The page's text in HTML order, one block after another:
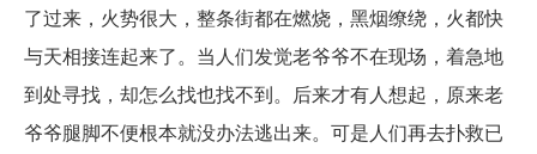
了过来，火势很大，整条街都在燃烧，黑烟缭绕，火都快
与天相接连起来了。当人们发觉老爷爷不在现场，着急地
到处寻找，却怎么找也找不到。后来才有人想起，原来老
爷爷腿脚不便根本就没办法逃出来。可是人们再去扑救已